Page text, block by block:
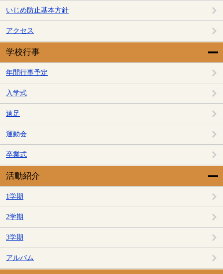
いじめ防止基本方針
アクセス
学校行事
年間行事予定
入学式
遠足
運動会
卒業式
活動紹介
1学期
2学期
3学期
アルバム